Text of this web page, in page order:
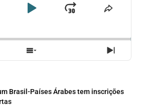
PLAYJUMP
SHOW
EPISODES
NEXT
Brasil-Países Árabes tem inscrições